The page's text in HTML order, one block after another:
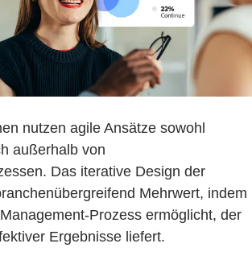
nutzen agile Ansätze sowohl
außerhalb von
Das iterative Design der
Mehrwert, indem
Prozess ermöglicht, der
Ergebnisse liefert.